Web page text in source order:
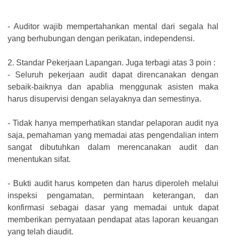
- Auditor wajib mempertahankan mental dari segala hal
yang berhubungan dengan perikatan, independensi.
2. Standar Pekerjaan Lapangan. Juga terbagi atas 3 poin :
-
Seluruh pekerjaan audit dapat direncanakan dengan
sebaik-baiknya dan apablia menggunak asisten maka
harus disupervisi dengan selayaknya dan semestinya.
- Tidak hanya memperhatikan standar pelaporan audit nya
saja, pemahaman yang memadai atas pengendalian intern
sangat dibutuhkan dalam merencanakan audit dan
menentukan sifat.
- Bukti audit harus kompeten dan harus diperoleh melalui
inspeksi pengamatan, permintaan keterangan, dan
konfirmasi sebagai dasar yang memadai untuk dapat
memberikan pernyataan pendapat atas laporan keuangan
yang telah diaudit.